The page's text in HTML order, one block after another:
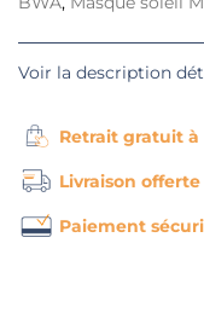
Voir la description
Retrait gratuit
Livraison
Paiement